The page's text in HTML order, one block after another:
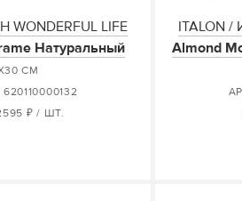
WONDERFUL LIFE
Натуральный
СМ
₽ / ШТ.
ITALON /
Almond